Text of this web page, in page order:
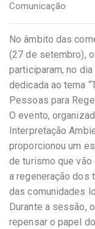
Comunicação
No âmbito das
(27 de setembro),
participaram, no
dedicada ao tema
Pessoas para
O evento,
Interpretação
proporcionou um
de turismo que
a regeneração dos
das comunidades
Durante a sessão,
repensar o papel